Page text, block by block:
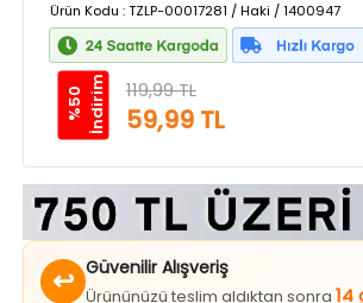
Ürün Kodu : TZLP-00017281 / Haki / 1400947
%
5
0
İ
n
d
i
r
i m 119,99 TL
59,99 TL
↩ Güvenilir Alışveriş
Ürününüzü teslim aldıktan sonra14